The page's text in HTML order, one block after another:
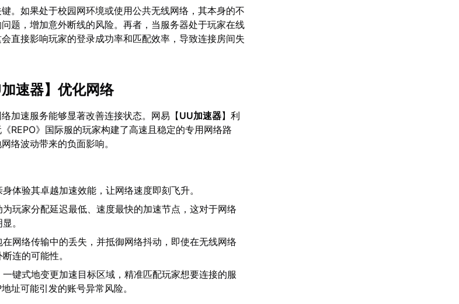
。如果处于校园网环境或使用公共无线网络，其本身的不
题，增加意外断线的风险。再者，当服务器处于玩家在线
直接影响玩家的登录成功率和匹配效率，导致连接房间失
速器】优化网络
加速服务能够显著改善连接状态。网易【UU加速器】利
REPO》国际服的玩家构建了高速且稳定的专用网络路
络波动带来的负面影响。
体验其卓越加速效能，让网络速度即刻飞升。
为玩家分配延迟最低、速度最快的加速节点，这对于网络
。
网络传输中的丢失，并抵御网络抖动，即使在无线网络
连的可能性。
一键式地变更加速目标区域，精准匹配玩家想要连接的服
址可能引发的账号异常风险。